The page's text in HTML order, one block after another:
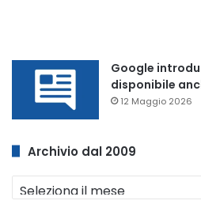
Google
disponibile
12 Maggio 2026
Archivio dal 2009
Archivio
dal